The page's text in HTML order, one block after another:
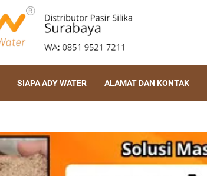
SIAPA ADY WATER ALAMAT DAN KONTAK